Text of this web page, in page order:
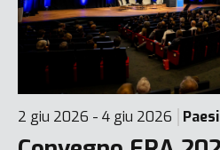
2 giu 2026 - 4 giu 2026